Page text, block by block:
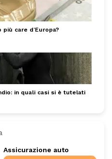
più care d’Europa?
in quali casi si è tutelati
Assicurazione auto